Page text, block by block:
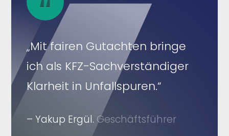
„Mit fairen Gutachten bringe
ich als KFZ-Sachverständiger
Klarheit in Unfallspuren.“
– Yakup Ergül. Geschäftsführer